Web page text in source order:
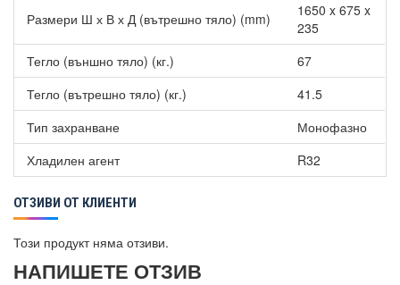
Размери Ш х В х Д (вътрешно тяло) (mm)
1650 x 675 x
235
Тегло (външно тяло) (кг.)
67
Тегло (вътрешно тяло) (кг.)
41.5
Тип захранване
Монофазно
Хладилен агент
R32
ОТЗИВИ ОТ КЛИЕНТИ
Този продукт няма отзиви.
НАПИШЕТЕ ОТЗИВ